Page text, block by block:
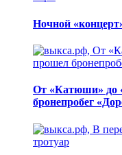
Ночной
От «Катюши» до
бронепробег